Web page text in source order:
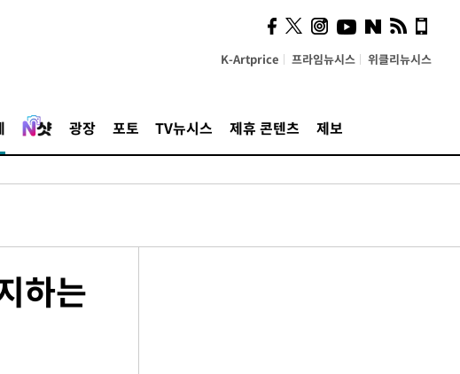
K-Artprice 프라임뉴시스 위클리뉴시스
광장 포토 TV뉴시스 제휴 콘텐츠 제보
하는